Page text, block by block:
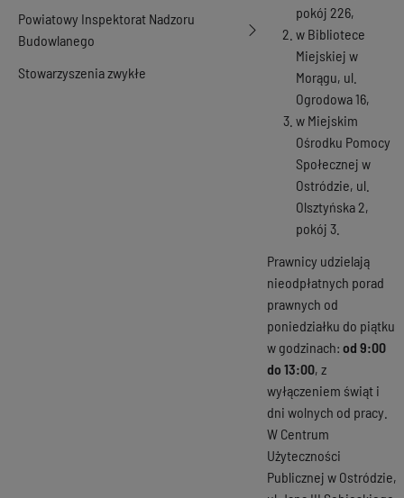
Powiatowy Inspektorat Nadzoru
Budowlanego
Stowarzyszenia zwykłe
pokój 226,
w Bibliotece
Miejskiej w
Morągu, ul.
Ogrodowa 16,
w Miejskim
Ośrodku Pomocy
Społecznej w
Ostródzie, ul.
Olsztyńska 2,
pokój 3.
Prawnicy udzielają
nieodpłatnych porad
prawnych od
poniedziałku do piątku
w godzinach: od 9:00
do 13:00, z
wyłączeniem świąt i
dni wolnych od pracy.
W Centrum
Użyteczności
Publicznej w Ostródzie,